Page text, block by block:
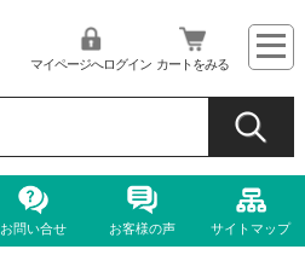
マイページへログイン カートをみる
お問い合せ お客様の声 サイトマップ